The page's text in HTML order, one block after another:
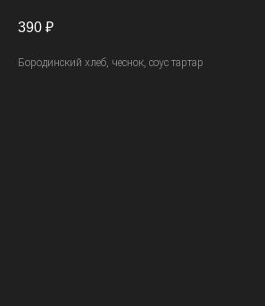
390 ₽
Бородинский хлеб, чеснок, соус тартар